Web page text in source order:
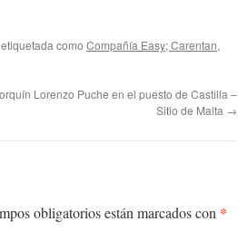
como Compañía Easy; Carentan,
Lorenzo Puche en el puesto de Castilla –
Sitio de Malta →
obligatorios están marcados con *